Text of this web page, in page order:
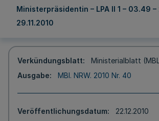
Ministerpräsidentin – LPA II 1 – 03.49 –
29.11.2010
Verkündungsblatt
Ministerialblatt
Ausgabe
MBl. NRW. 2010 Nr. 40
Veröffentlichungsdatum
22.12.2010